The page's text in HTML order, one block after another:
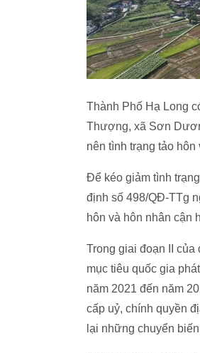
Thành Phố Hạ Long
Thượng, xã Sơn
nên tình trạng tảo
Để kéo giảm tình
định số 498/QĐ-TTg
hôn và hôn nhân cận
Trong giai đoạn II
mục tiêu quốc gia
năm 2021 đến năm
cấp uỷ, chính quyền
lại những chuyển